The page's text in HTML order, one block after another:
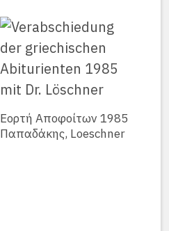
Εορτή Αποφοίτων 1985
Παπαδάκης, Loeschner